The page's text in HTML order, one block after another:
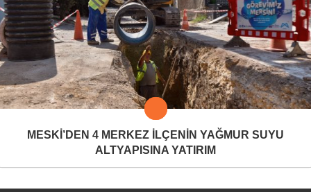
MESKİ’DEN 4 MERKEZ İLÇENİN YAĞMUR SUYU
ALTYAPISINA YATIRIM